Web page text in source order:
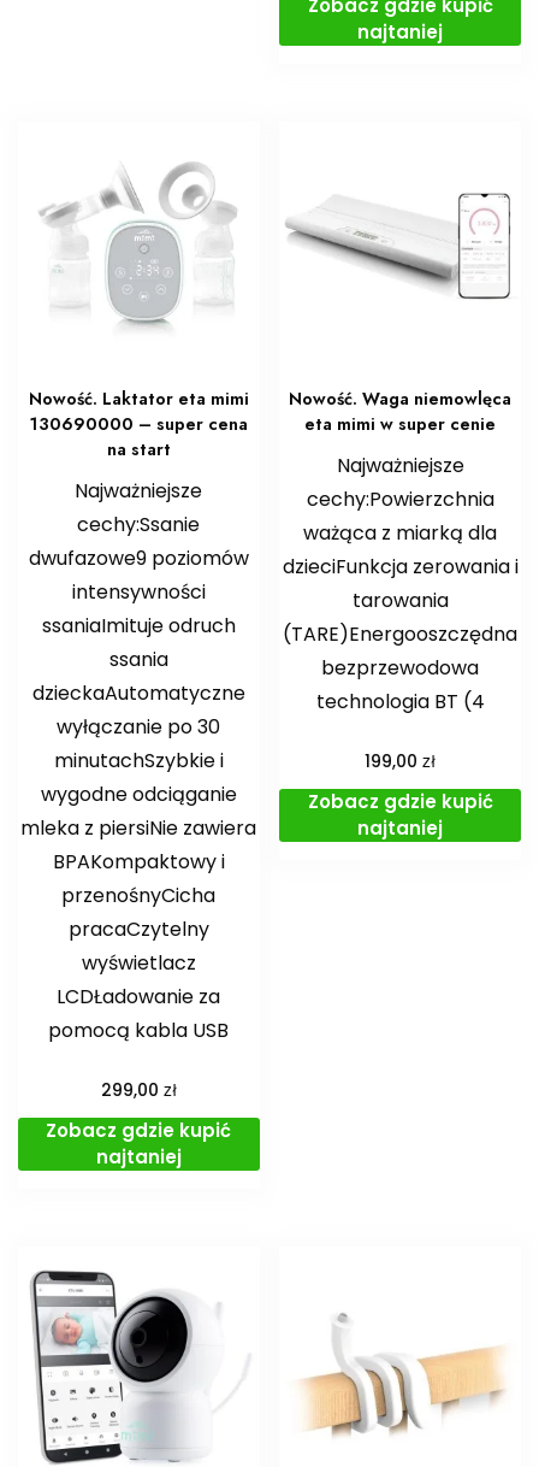
Zobacz gdzie kupić
najtaniej
Nowość. Laktator eta mimi
130690000 – super cena
na start
Najważniejsze
cechy:Ssanie
dwufazowe9 poziomów
intensywności
ssaniaImituje odruch
ssania
dzieckaAutomatyczne
wyłączanie po 30
minutachSzybkie i
wygodne odciąganie
mleka z piersiNie zawiera
BPAKompaktowy i
przenośnyCicha
pracaCzytelny
wyświetlacz
LCDŁadowanie za
pomocą kabla USB
299,00 zł
Zobacz gdzie kupić
najtaniej
Nowość. Waga niemowlęca
eta mimi w super cenie
Najważniejsze
cechy:Powierzchnia
ważąca z miarką dla
dzieciFunkcja zerowania i
tarowania
(TARE)Energooszczędna
bezprzewodowa
technologia BT (4
199,00zł
Zobacz gdzie kupić
najtaniej